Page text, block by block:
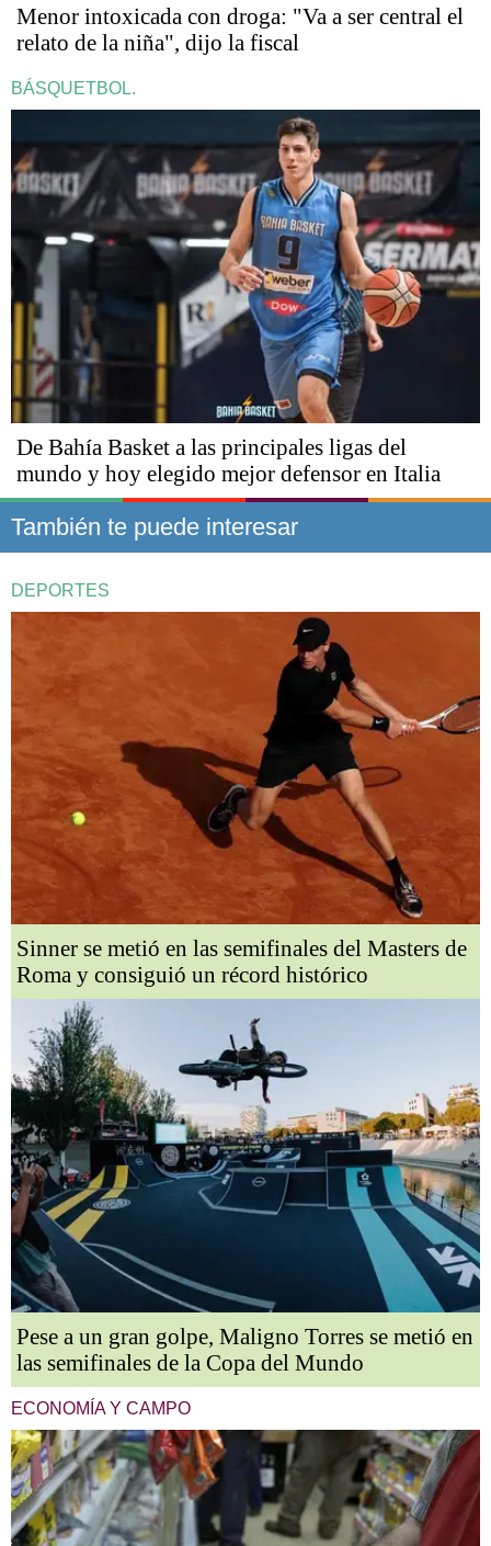
Menor intoxicada con droga: "Va a ser central el
relato de la niña", dijo la fiscal
BÁSQUETBOL.
De Bahía Basket a las principales ligas del
mundo y hoy elegido mejor defensor en Italia
También te puede interesar
DEPORTES
Sinner se metió en las semifinales del Masters de
Roma y consiguió un récord histórico
Pese a un gran golpe, Maligno Torres se metió en
las semifinales de la Copa del Mundo
ECONOMÍA Y CAMPO